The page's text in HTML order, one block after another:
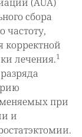
сбора
частоту,
корректной
лечения.1
при
и